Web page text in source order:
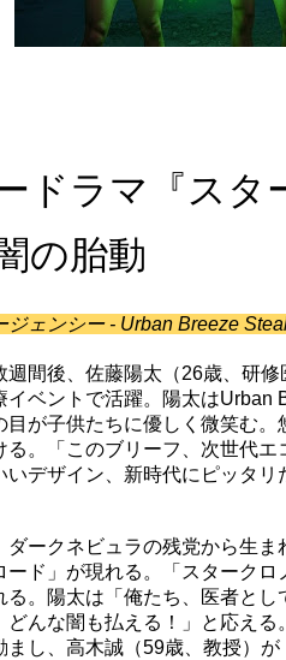
ドラマ『スタ
の胎動
ジェンシー - Urban Breeze
週間後、佐藤陽太（26歳、研
イベントで活躍。陽太は
目が子供たちに優しく微笑む
る。「このブリーフ、次世代
いデザイン、新時代にピッタ
ダークネビュラの残党から生
ード」が現れる。「スターク
る。陽太は「俺たち、医者と
どんな闇も払える！」と応え
し、高木誠（59歳、教授）